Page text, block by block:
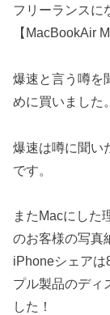
フリーランスに
【MacBookAir
爆速と言う噂を
めに買いました。
爆速は噂に聞い
です。
またMacにした
のお客様の写真
iPhoneシェアは
プル製品のディ
した！